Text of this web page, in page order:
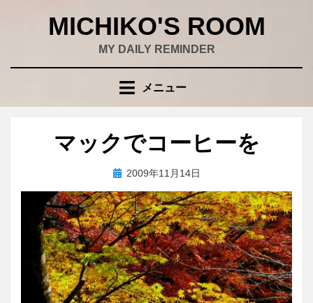
MICHIKO'S ROOM
MY DAILY REMINDER
メニュー
マックでコーヒーを
投稿者wad
投
日:
2009年11月14日